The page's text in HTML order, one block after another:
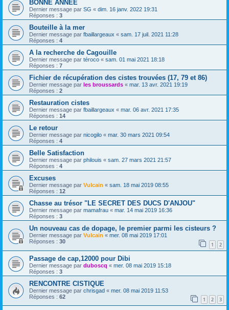
BONNE ANNEE
Dernier message par SG « dim. 16 janv. 2022 19:31
Réponses : 3
Bouteille à la mer
Dernier message par fbaillargeaux « sam. 17 juil. 2021 11:28
Réponses : 4
A la recherche de Cagouille
Dernier message par téroco « sam. 01 mai 2021 18:18
Réponses : 7
Fichier de récupération des cistes trouvées (17, 79 et 86)
Dernier message par les broussards « mar. 13 avr. 2021 19:19
Réponses : 2
Restauration cistes
Dernier message par fbaillargeaux « mar. 06 avr. 2021 17:35
Réponses : 14
Le retour
Dernier message par nicogilo « mar. 30 mars 2021 09:54
Réponses : 4
Belle Satisfaction
Dernier message par philouis « sam. 27 mars 2021 21:57
Réponses : 4
Excuses
Dernier message par Vulcain « sam. 18 mai 2019 08:55
Réponses : 12
Chasse au trésor "LE SECRET DES DUCS D'ANJOU"
Dernier message par mamafrau « mar. 14 mai 2019 16:36
Réponses : 3
Un nouveau cas de dopage, le premier parmi les cisteurs ?
Dernier message par Vulcain « mer. 08 mai 2019 17:01
Réponses : 30 1 2
Passage de cap,12000 pour Dibi
Dernier message par duboscq « mer. 08 mai 2019 15:18
Réponses : 3
RENCONTRE CISTIQUE
Dernier message par chrisgad « mer. 08 mai 2019 11:53
Réponses : 62 1 2 3